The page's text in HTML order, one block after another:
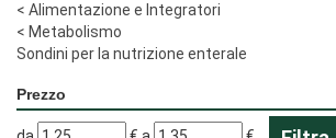
< Alimentazione e Integratori
< Metabolismo
Sondini per la nutrizione enterale
Prezzo
filtra
filtra